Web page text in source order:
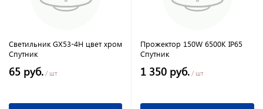
Светильник GX53-4H цвет хром
Спутник
65 руб. / шт
Прожектор 150W 6500К IP65
Спутник
1 350 руб. / шт